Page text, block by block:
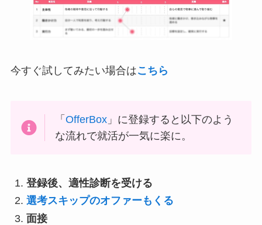
今すぐ試してみたい場合はこちら
「OfferBox 」に登録すると以下のよう
な流れで就活が一気に楽に。
登録後、適性診断を受ける
選考スキップのオファーもくる
面接